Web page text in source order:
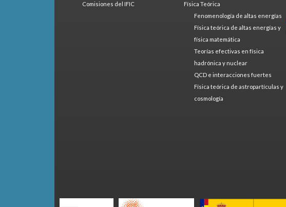
Comisiones del IFIC
Física Teórica
Fenomenología de altas energías
Física teórica de altas energías y
física matemática
Teorías efectivas en física
hadrónica y nuclear
QCD e interacciones fuertes
Física teórica de astropartículas y
cosmología